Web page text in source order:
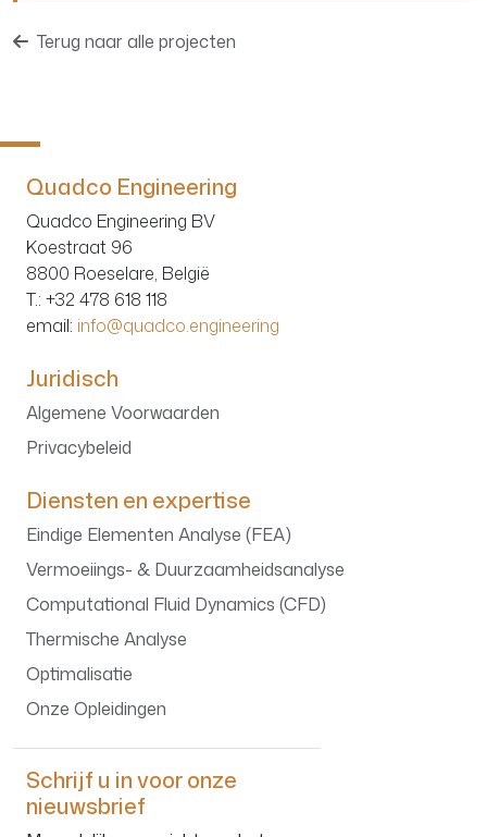
Terug naar alle projecten
Quadco Engineering
Quadco Engineering BV
Koestraat 96
8800 Roeselare, België
T.: +32 478 618 118
email: info@quadco.engineering
Juridisch
Algemene Voorwaarden
Privacybeleid
Diensten en expertise
Eindige Elementen Analyse (FEA)
Vermoeiings- & Duurzaamheidsanalyse
Computational Fluid Dynamics (CFD)
Thermische Analyse
Optimalisatie
Onze Opleidingen
Schrijf u in voor onze
nieuwsbrief